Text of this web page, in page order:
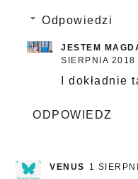
Odpowiedzi
JESTEM
SIERPNIA 2018
I dokładnie
ODPOWIEDZ
VENUS 1